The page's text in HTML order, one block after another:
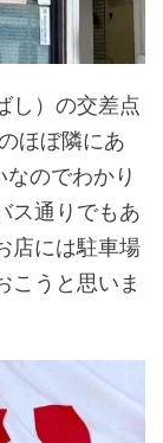
し）の交差点
ほぼ隣にあ
のでわかり
ス通りでもあ
店には駐車場
こうと思いま